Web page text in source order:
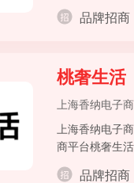
录、呼叫服务
地、方便快捷
品牌招商
桃奢生活
上海香纳电子
上海香纳电子
商平台桃奢生
+高品质女性
品牌招商